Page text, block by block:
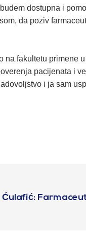
dostupna i
da poziv
fakultetu primene
pacijenata i
i ja sam
Ćulafić: